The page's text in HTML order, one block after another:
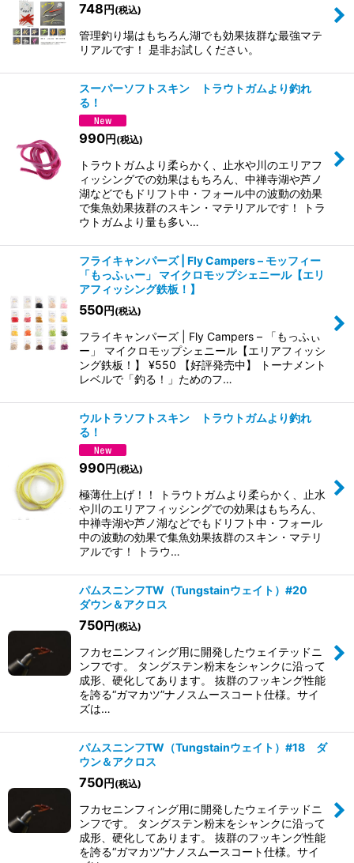
748 円 (税込)
管理釣り場はもちろん湖でも効果抜群な最強マテ
リアルです！ 是非お試しください。
スーパーソフトスキン トラウトガムより釣れ
る！
990円 (税込)
トラウトガムより柔らかく、止水や川のエリアフ
ィッシングでの効果はもちろん、中禅寺湖や芦ノ
湖などでもドリフト中・フォール中の波動の効果
で集魚効果抜群のスキン・マテリアルです！ トラ
ウトガムより量も多い…
フライキャンパーズ | Fly Campers – モッフィー
「もっふぃー」 マイクロモップシェニール【エリ
アフィッシング鉄板！】
550円 (税込)
フライキャンパーズ | Fly Campers – 「もっふぃ
ー」 マイクロモップシェニール【エリアフィッシ
ング鉄板！】 ¥550 【好評発売中】 トーナメント
レベルで「釣る！」ためのフ…
ウルトラソフトスキン トラウトガムより釣れ
る！
990円 (税込)
極薄仕上げ！！ トラウトガムより柔らかく、止水
や川のエリアフィッシングでの効果はもちろん、
中禅寺湖や芦ノ湖などでもドリフト中・フォール
中の波動の効果で集魚効果抜群のスキン・マテリ
アルです！ トラウ…
パムスニンフTW（Tungstainウェイト）#20
ダウン＆アクロス
750円 (税込)
フカセニンフィング用に開発したウェイテッドニ
ンフです。 タングステン粉末をシャンクに沿って
成形、硬化してあります。 抜群のフッキング性能
を誇る“ガマカツ”ナノスムースコート仕様。 ​サイ
ズは…
パムスニンフTW（Tungstainウェイト）#18 ダ
ウン＆アクロス
750円 (税込)
フカセニンフィング用に開発したウェイテッドニ
ンフです。 タングステン粉末をシャンクに沿って
成形、硬化してあります。 抜群のフッキング性能
を誇る“ガマカツ”ナノスムースコート仕様。 ​サイ